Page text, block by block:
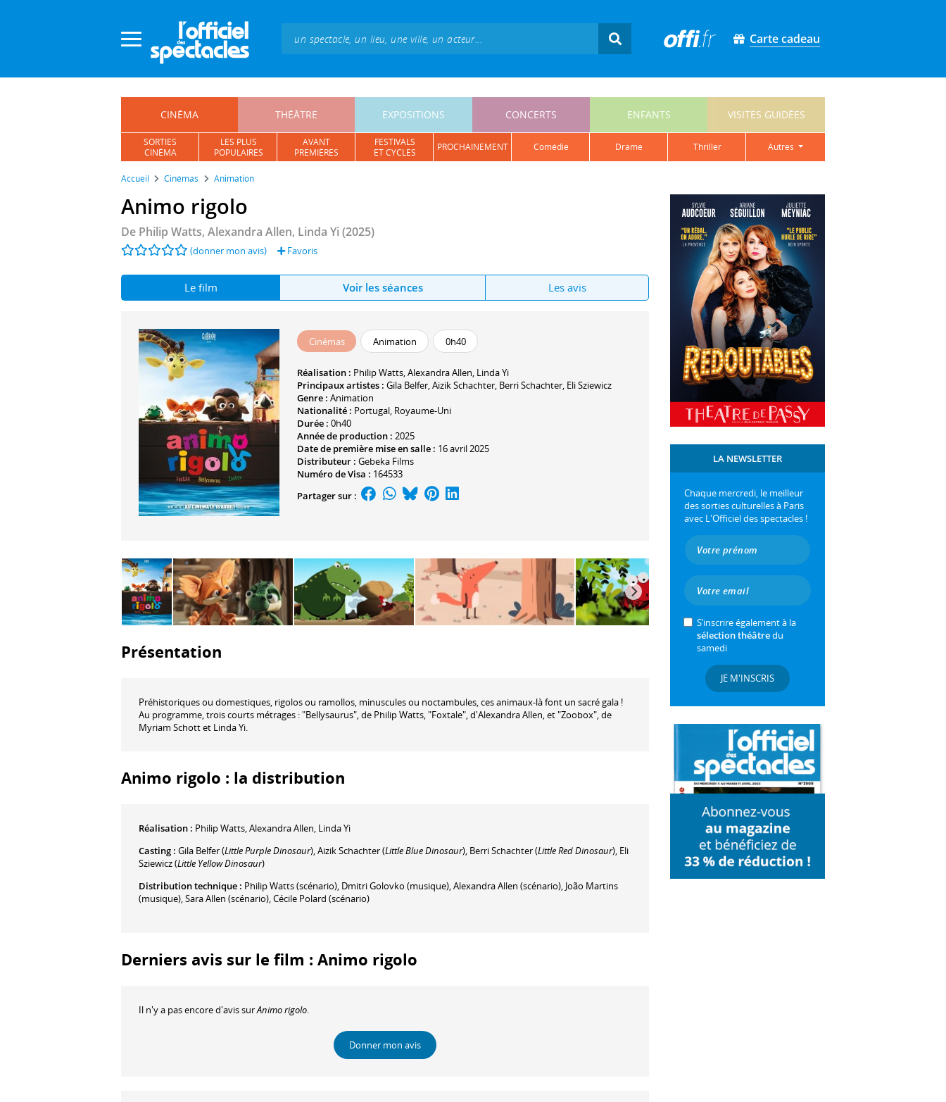
Carte cadeau
CINÉMA THÉÂTRE EXPOSITIONS CONCERTS ENFANTS VISITES GUIDÉES
SORTIES
CINÉMA
LES PLUS
POPULAIRES
AVANT
PREMIÈRES
FESTIVALS
ET CYCLES
PROCHAINEMENT comédie drame thriller autres
Accueil Cinémas Animation
Animo rigolo
De Philip Watts, Alexandra Allen, Linda Yi (2025)
(donner mon avis) Favoris
Le film Voir les séances Les avis
Cinémas Animation 0h40
Réalisation : Philip Watts,Alexandra Allen, Linda Yi
Principaux artistes : Gila Belfer,Aizik Schachter, Berri Schachter, Eli Sziewicz
Genre : Animation
Nationalité : Portugal, Royaume-Uni
Durée : 0h40
Année de production : 2025
Date de première mise en salle : 16 avril 2025
Distributeur : Gebeka Films
Numéro de Visa : 164533
Partager sur :
Présentation
Préhistoriques ou domestiques, rigolos ou ramollos, minuscules ou noctambules, ces animaux-là font un sacré gala !
Au programme, trois courts métrages : "Bellysaurus", de Philip Watts, "Foxtale", d'Alexandra Allen, et "Zoobox", de
Myriam Schott et Linda Yi.
Animo rigolo : la distribution
Réalisation : Philip Watts Alexandra Allen Linda Yi
Casting : Gila Belfer(Little Purple Dinosaur),Aizik Schachter(Little Blue Dinosaur), Berri Schachter(Little Red Dinosaur), Eli
Sziewicz(Little Yellow Dinosaur)
Distribution technique : Philip Watts(scénario), Dmitri Golovko (musique),Alexandra Allen (scénario), João Martins
(musique),Sara Allen (scénario),Cécile Polard (scénario)
Derniers avis sur le film : Animo rigolo
Il n'y a pas encore d'avis surAnimo rigolo.
Donner mon avis
LA NEWSLETTER
Chaque mercredi, le meilleur
des sorties culturelles à Paris
avec L'Officiel des spectacles !
S’inscrire également à la
sélection théâtredu
samedi
JE M'INSCRIS